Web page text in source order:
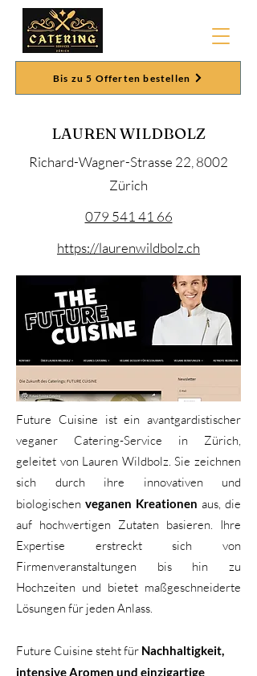
Bis zu 5 Offerten bestellen
LAUREN WILDBOLZ
Richard-Wagner-Strasse 22, 8002
Zürich
079 541 41 66
https://laurenwildbolz.ch
Future Cuisine ist ein avantgardistischer
veganer Catering-Service in Zürich,
geleitet von Lauren Wildbolz. Sie zeichnen
sich durch ihre innovativen und
biologischen veganen Kreationen aus, die
auf hochwertigen Zutaten basieren. Ihre
Expertise erstreckt sich von
Firmenveranstaltungen bis hin zu
Hochzeiten und bietet maßgeschneiderte
Lösungen für jeden Anlass.
Future Cuisine steht für Nachhaltigkeit,
intensive Aromen und einzigartige